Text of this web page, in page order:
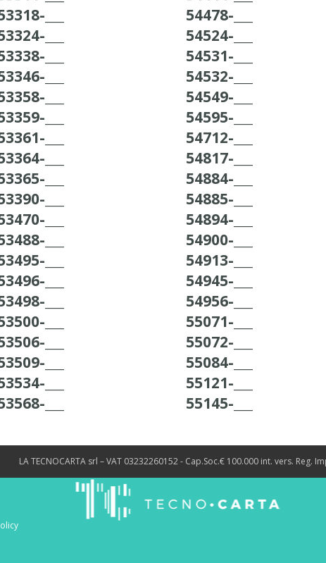
___
___
___
___
___
___
___
___
___
___
___
___
___
___
___
___
___
___
___
___
54478-___
54524-___
54531-___
54532-___
54549-___
54595-___
54712-___
54817-___
54884-___
54885-___
54894-___
54900-___
54913-___
54945-___
54956-___
55071-___
55072-___
55084-___
55121-___
55145-___
LA TECNOCARTA srl – VAT 03232260152 - Cap.Soc.€ 100.000 int. vers. Reg.